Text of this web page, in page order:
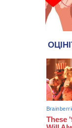
10:10
09:42
08:57